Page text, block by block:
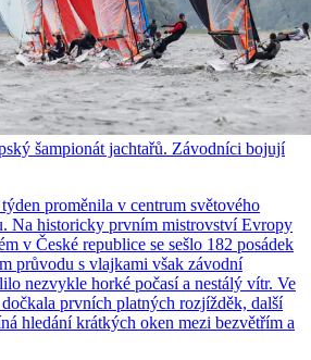
šampionát jachtařů. Závodníci bojují
proměnila v centrum světového
Na historicky prvním mistrovství Evropy
v České republice se sešlo 182 posádek
průvodu s vlajkami však závodní
nezvykle horké počasí a nestálý vítr. Ve
prvních platných rozjížděk, další
hledání krátkých oken mezi bezvětřím a